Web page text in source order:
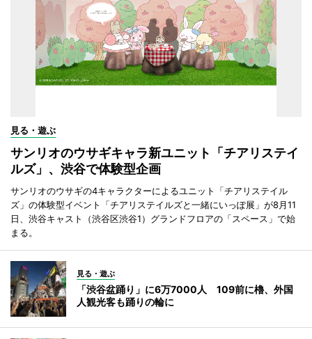
見る・遊ぶ
サンリオのウサギキャラ新ユニット「チアリステイ
ルズ」、渋谷で体験型企画
サンリオのウサギの4キャラクターによるユニット「チアリステイル
ズ」の体験型イベント「チアリステイルズと一緒にいっぽ展」が8月11
日、渋谷キャスト（渋谷区渋谷1）グランドフロアの「スペース」で始
まる。
見る・遊ぶ
「渋谷盆踊り」に6万7000人 109前に櫓、外国
人観光客も踊りの輪に